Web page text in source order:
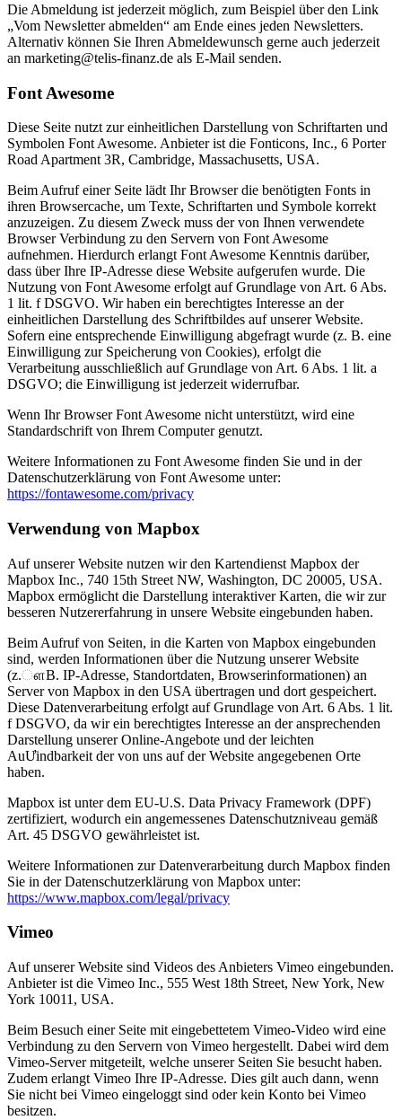
Die Abmeldung ist jederzeit möglich, zum Beispiel über den Link
„Vom Newsletter abmelden“ am Ende eines jeden Newsletters.
Alternativ können Sie Ihren Abmeldewunsch gerne auch jederzeit
an marketing@telis-finanz.de als E-Mail senden.
Font Awesome
Diese Seite nutzt zur einheitlichen Darstellung von Schriftarten und
Symbolen Font Awesome. Anbieter ist die Fonticons, Inc., 6 Porter
Road Apartment 3R, Cambridge, Massachusetts, USA.
Beim Aufruf einer Seite lädt Ihr Browser die benötigten Fonts in
ihren Browsercache, um Texte, Schriftarten und Symbole korrekt
anzuzeigen. Zu diesem Zweck muss der von Ihnen verwendete
Browser Verbindung zu den Servern von Font Awesome
aufnehmen. Hierdurch erlangt Font Awesome Kenntnis darüber,
dass über Ihre IP-Adresse diese Website aufgerufen wurde. Die
Nutzung von Font Awesome erfolgt auf Grundlage von Art. 6 Abs.
1 lit. f DSGVO. Wir haben ein berechtigtes Interesse an der
einheitlichen Darstellung des Schriftbildes auf unserer Website.
Sofern eine entsprechende Einwilligung abgefragt wurde (z. B. eine
Einwilligung zur Speicherung von Cookies), erfolgt die
Verarbeitung ausschließlich auf Grundlage von Art. 6 Abs. 1 lit. a
DSGVO; die Einwilligung ist jederzeit widerrufbar.
Wenn Ihr Browser Font Awesome nicht unterstützt, wird eine
Standardschrift von Ihrem Computer genutzt.
Weitere Informationen zu Font Awesome finden Sie und in der
Datenschutzerklärung von Font Awesome unter:
https://fontawesome.com/privacy
Verwendung von Mapbox
Auf unserer Website nutzen wir den Kartendienst Mapbox der
Mapbox Inc., 740 15th Street NW, Washington, DC 20005, USA.
Mapbox ermöglicht die Darstellung interaktiver Karten, die wir zur
besseren Nutzererfahrung in unsere Website eingebunden haben.
Beim Aufruf von Seiten, in die Karten von Mapbox eingebunden
sind, werden Informationen über die Nutzung unserer Website
(z.ௗB. IP-Adresse, Standortdaten, Browserinformationen) an
Server von Mapbox in den USA übertragen und dort gespeichert.
Diese Datenverarbeitung erfolgt auf Grundlage von Art. 6 Abs. 1 lit.
f DSGVO, da wir ein berechtigtes Interesse an der ansprechenden
Darstellung unserer Online-Angebote und der leichten
AuƯindbarkeit der von uns auf der Website angegebenen Orte
haben.
Mapbox ist unter dem EU-U.S. Data Privacy Framework (DPF)
zertifiziert, wodurch ein angemessenes Datenschutzniveau gemäß
Art. 45 DSGVO gewährleistet ist.
Weitere Informationen zur Datenverarbeitung durch Mapbox finden
Sie in der Datenschutzerklärung von Mapbox unter:
https://www.mapbox.com/legal/privacy
Vimeo
Auf unserer Website sind Videos des Anbieters Vimeo eingebunden.
Anbieter ist die Vimeo Inc., 555 West 18th Street, New York, New
York 10011, USA.
Beim Besuch einer Seite mit eingebettetem Vimeo-Video wird eine
Verbindung zu den Servern von Vimeo hergestellt. Dabei wird dem
Vimeo-Server mitgeteilt, welche unserer Seiten Sie besucht haben.
Zudem erlangt Vimeo Ihre IP-Adresse. Dies gilt auch dann, wenn
Sie nicht bei Vimeo eingeloggt sind oder kein Konto bei Vimeo
besitzen.